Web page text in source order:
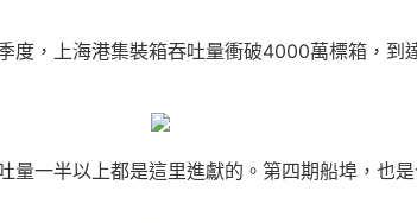
度，上海港集裝箱吞吐量衝破4000萬標箱，
一半以上都是這里進獻的。第四期船埠，也